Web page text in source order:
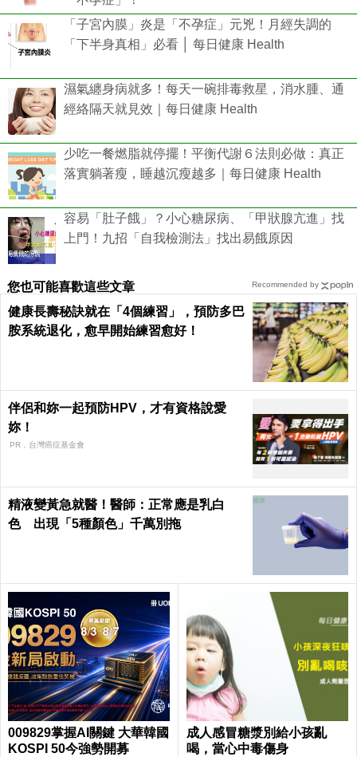
「子宮內膜」炎是「不孕症」元兇！月經失調的
「下半身真相」必看 │ 每日健康 Health
濕氣纏身病就多！每天一碗排毒救星，消水腫、通
經絡隔天就見效｜每日健康 Health
少吃一餐燃脂就停擺！平衡代謝６法則必做：真正
落實躺著瘦，睡越沉瘦越多｜每日健康 Health
容易「肚子餓」？小心糖尿病、「甲狀腺亢進」找
上門！九招「自我檢測法」找出易餓原因
您也可能喜歡這些文章
健康長壽秘訣就在「4個練習」，預防多巴
胺系統退化，愈早開始練習愈好！
伴侶和妳一起預防HPV，才有資格說愛
妳！
PR．台灣癌症基金會
精液變黃急就醫！醫師：正常應是乳白
色 出現「5種顏色」千萬別拖
009829掌握AI關鍵 大華韓國
KOSPI 50今強勢開募
成人感冒糖漿別給小孩亂
喝，當心中毒傷身
Recommended by